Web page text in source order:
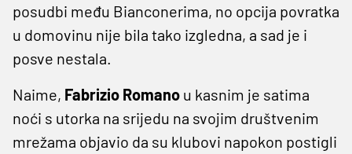
posudbi među Bianconerima, no opcija povratka
u domovinu nije bila tako izgledna, a sad je i
posve nestala.
Naime, Fabrizio Romano u kasnim je satima
noći s utorka na srijedu na svojim društvenim
mrežama objavio da su klubovi napokon postigli